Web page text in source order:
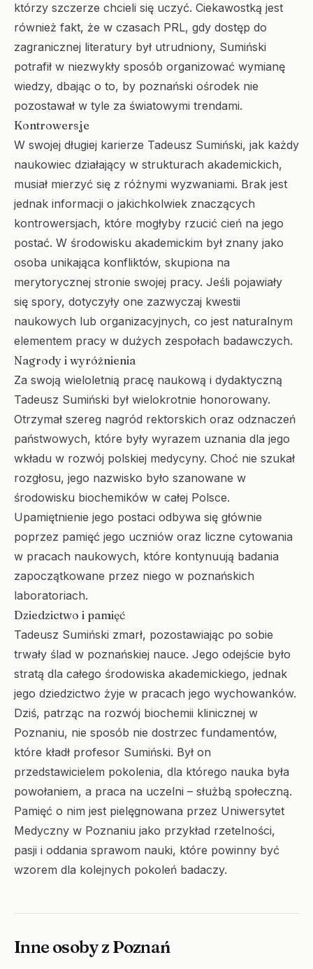
którzy szczerze chcieli się uczyć. Ciekawostką jest
również fakt, że w czasach PRL, gdy dostęp do
zagranicznej literatury był utrudniony, Sumiński
potrafił w niezwykły sposób organizować wymianę
wiedzy, dbając o to, by poznański ośrodek nie
pozostawał w tyle za światowymi trendami.
Kontrowersje
W swojej długiej karierze Tadeusz Sumiński, jak każdy
naukowiec działający w strukturach akademickich,
musiał mierzyć się z różnymi wyzwaniami. Brak jest
jednak informacji o jakichkolwiek znaczących
kontrowersjach, które mogłyby rzucić cień na jego
postać. W środowisku akademickim był znany jako
osoba unikająca konfliktów, skupiona na
merytorycznej stronie swojej pracy. Jeśli pojawiały
się spory, dotyczyły one zazwyczaj kwestii
naukowych lub organizacyjnych, co jest naturalnym
elementem pracy w dużych zespołach badawczych.
Nagrody i wyróżnienia
Za swoją wieloletnią pracę naukową i dydaktyczną
Tadeusz Sumiński był wielokrotnie honorowany.
Otrzymał szereg nagród rektorskich oraz odznaczeń
państwowych, które były wyrazem uznania dla jego
wkładu w rozwój polskiej medycyny. Choć nie szukał
rozgłosu, jego nazwisko było szanowane w
środowisku biochemików w całej Polsce.
Upamiętnienie jego postaci odbywa się głównie
poprzez pamięć jego uczniów oraz liczne cytowania
w pracach naukowych, które kontynuują badania
zapoczątkowane przez niego w poznańskich
laboratoriach.
Dziedzictwo i pamięć
Tadeusz Sumiński zmarł, pozostawiając po sobie
trwały ślad w poznańskiej nauce. Jego odejście było
stratą dla całego środowiska akademickiego, jednak
jego dziedzictwo żyje w pracach jego wychowanków.
Dziś, patrząc na rozwój biochemii klinicznej w
Poznaniu, nie sposób nie dostrzec fundamentów,
które kładł profesor Sumiński. Był on
przedstawicielem pokolenia, dla którego nauka była
powołaniem, a praca na uczelni – służbą społeczną.
Pamięć o nim jest pielęgnowana przez Uniwersytet
Medyczny w Poznaniu jako przykład rzetelności,
pasji i oddania sprawom nauki, które powinny być
wzorem dla kolejnych pokoleń badaczy.
Inne osoby z Poznań